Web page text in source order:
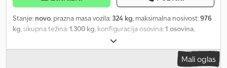
Stanje: novo, prazna masa vozila: 324 kg, maksimalna nosivost:976
kg , ukupna težina:1.300 kg , konfiguracija osovina:1 osovina
Rampske platforme i kanali za utovar uključujući rampu za utovar
Bord, ograda i slično sa obojenim prahom presvučenom
površinom, zaštita od ogrebotina i vremenskih uticaja Šasija i okvir
Mali oglas